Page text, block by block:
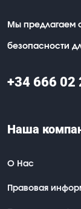
Мы предлагаем
безопасности
+34 666 02
Наша
О Нас
Правовая